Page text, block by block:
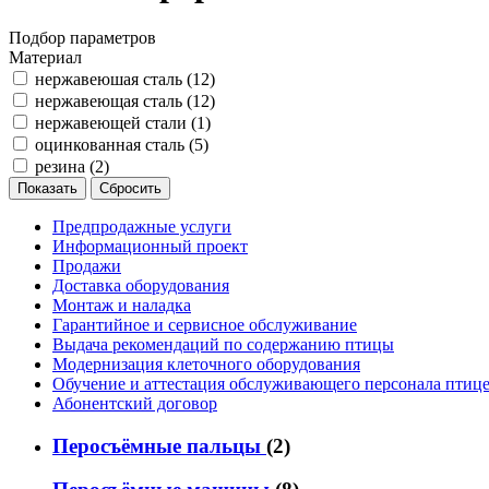
Подбор параметров
Материал
нержавеюшая сталь (12)
нержавеющая сталь (12)
нержавеющей стали (1)
оцинкованная сталь (5)
резина (2)
Предпродажные услуги
Информационный проект
Продажи
Доставка оборудования
Монтаж и наладка
Гарантийное и сервисное обслуживание
Выдача рекомендаций по содержанию птицы
Модернизация клеточного оборудования
Обучение и аттестация обслуживающего персонала
Абонентский договор
Перосъёмные пальцы (2)